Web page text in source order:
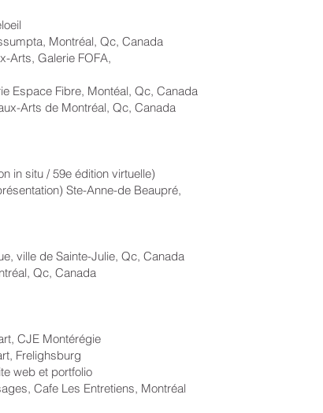
Montréal, Qc, Canada
Galerie FOFA,
Fibre, Montéal, Qc, Canada
de Montréal, Qc, Canada
in situ / 59e édition virtuelle)
Ste-Anne-de Beaupré,
de Sainte-Julie, Qc, Canada
Qc, Canada
CJE Montérégie
Frelighsburg
et portfolio
Cafe Les Entretiens, Montréal